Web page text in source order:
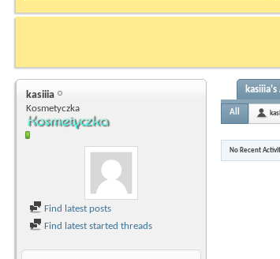
kasiiia
Kosmetyczka
Find latest posts
Find latest started threads
All
No Recent